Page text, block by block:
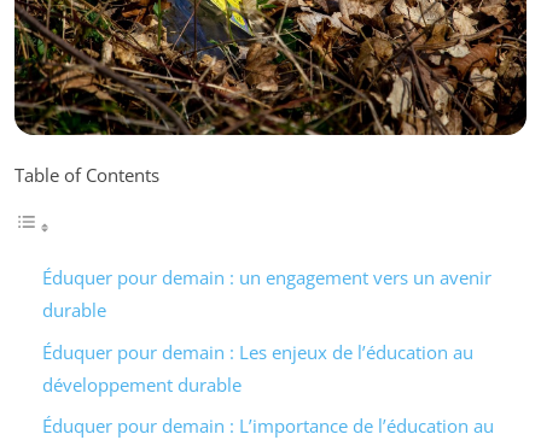
Table of Contents
Éduquer pour demain : un engagement vers un avenir
durable
Éduquer pour demain : Les enjeux de l’éducation au
développement durable
Éduquer pour demain : L’importance de l’éducation au